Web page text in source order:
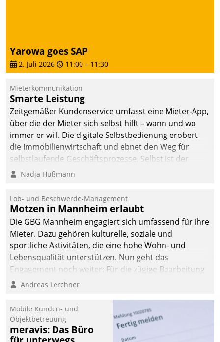
Yarowa goes SAP
2. Juli 2026 11:00 – 11:30
Mieterkommunikation
Smarte Leistung
Zeitgemäßer Kundenservice umfasst eine Mieter-App,
über die der Mieter sich selbst hilft – wann und wo
immer er will. Die digitale Selbstbedienung erobert
die Immobilienwirtschaft und ebnet den Weg für
selbstlaufende Geschäftsprozesse. Selbst ist der
Kunde und smart der Serviceanbieter.
Nadja Hußmann
Lob- und Beschwerde-Management
Motzen in Mannheim erlaubt
Die GBG Mannheim engagiert sich umfassend für ihre
Mieter. Dazu gehören kulturelle, soziale und
sportliche Aktivitäten, die eine hohe Wohn- und
Lebensqualität unterstützen. Nun geht das
Engagement noch weiter: Für die zügige Bearbeitung
von Beschwerden – oder Lob – richtet das
und Beschwerde-Management einen eigenen Kanal
ein.
Andreas Lerchner
Mobile Kunden- und
Objektbetreuung
meravis: Das Büro